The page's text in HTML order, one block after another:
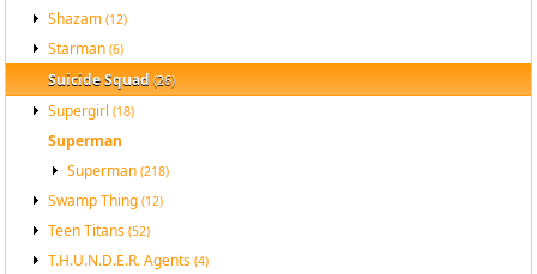
Shazam(12)
Starman(6)
Suicide Squad(26)
Supergirl(18)
Superman
Superman(218)
Swamp Thing(12)
Teen Titans(52)
T.H.U.N.D.E.R. Agents(4)